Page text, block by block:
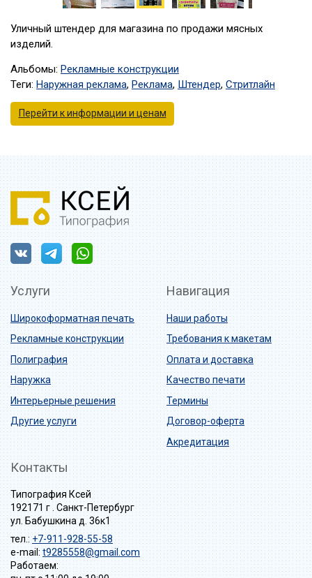
Уличный штендер для магазина по продажи мясных
изделий.
Альбомы: Рекламные конструкции
Теги: Наружная реклама, Реклама, Штендер, Стритлайн
Перейти к информации и ценам
Услуги
Широкоформатная печать
Рекламные конструкции
Полиграфия
Наружка
Интерьерные решения
Другие услуги
Навигация
Наши работы
Требования к макетам
Оплата и доставка
Качество печати
Термины
Договор-оферта
Акредитация
Контакты
Типография Ксей
192171 г . Санкт-Петербург
ул. Бабушкина д. 36к1
тел.:+7-911-928-55-58
e-mail:t9285558@gmail.com
Работаем: